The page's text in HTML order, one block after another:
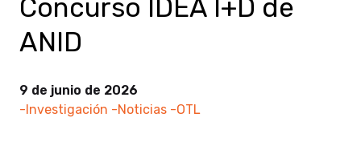
Concurso IDEA I+D de
ANID
9 de junio de 2026
-Investigación -Noticias -OTL